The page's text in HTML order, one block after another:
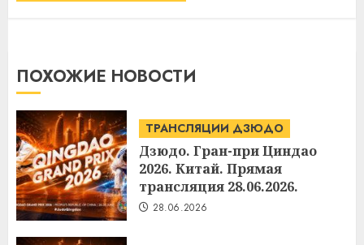
ПОХОЖИЕ НОВОСТИ
ТРАНСЛЯЦИИ ДЗЮДО
Дзюдо. Гран-при Циндао
2026. Китай. Прямая
трансляция 28.06.2026.
28.06.2026